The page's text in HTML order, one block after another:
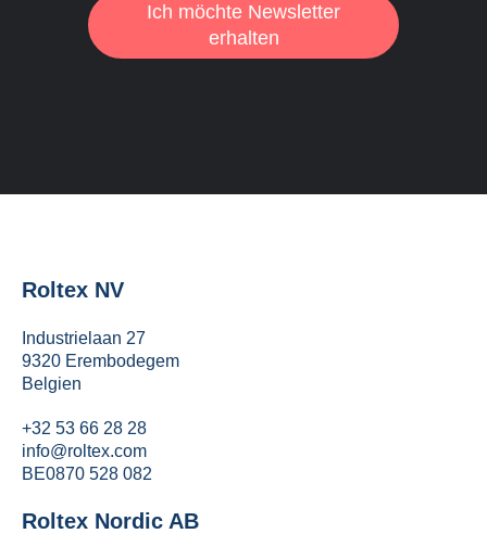
Ich möchte Newsletter
erhalten
Roltex NV
Industrielaan 27
9320 Erembodegem
Belgien
+32 53 66 28 28
info@roltex.com
BE0870 528 082
Roltex Nordic AB